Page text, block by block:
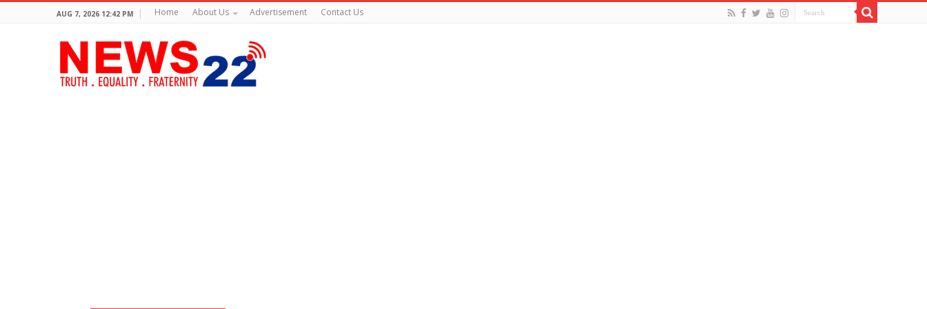
AUG 7, 2026 12:42 PM Home About Us Advertisement Contact Us